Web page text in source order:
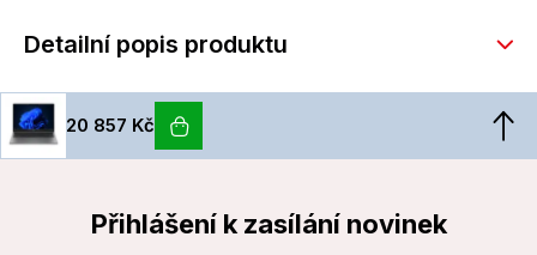
Detailní popis produktu
20 857 Kč
Přihlášení k zasílání novinek